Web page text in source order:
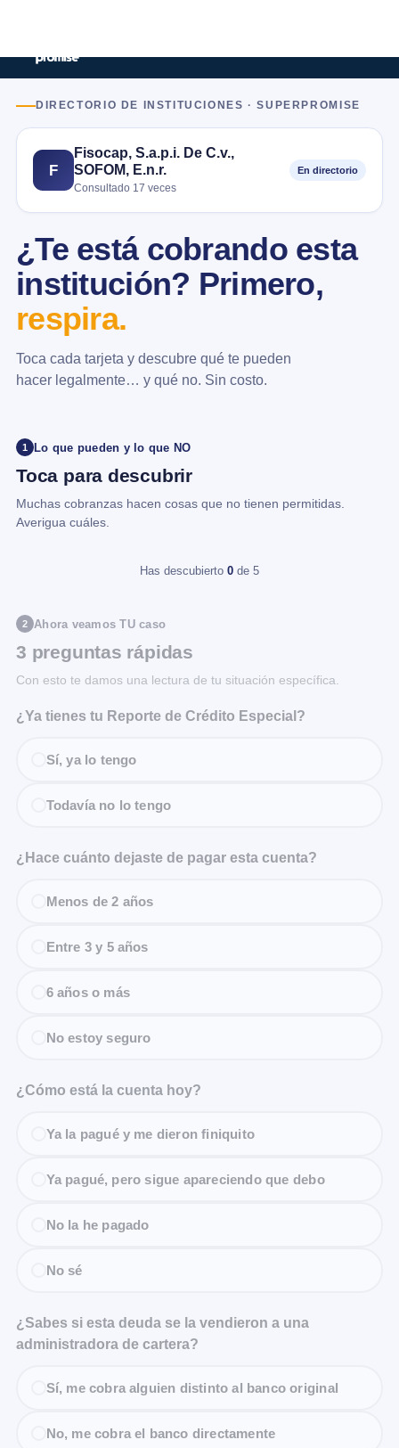
DIRECTORIO DE INSTITUCIONES · SUPERPROMISE
F
Fisocap, S.a.p.i. De C.v.,
SOFOM, E.n.r.
Consultado 17 veces
En directorio
¿Te está cobrando esta
institución? Primero,
respira.
Toca cada tarjeta y descubre qué te pueden
hacer legalmente… y qué no. Sin costo.
1 Lo que pueden y lo que NO
Toca para descubrir
Muchas cobranzas hacen cosas que no tienen permitidas.
Averigua cuáles.
Has descubierto 0 de 5
2 Ahora veamos TU caso
3 preguntas rápidas
Con esto te damos una lectura de tu situación específica.
¿Ya tienes tu Reporte de Crédito Especial?
Sí, ya lo tengo
Todavía no lo tengo
¿Hace cuánto dejaste de pagar esta cuenta?
Menos de 2 años
Entre 3 y 5 años
6 años o más
No estoy seguro
¿Cómo está la cuenta hoy?
Ya la pagué y me dieron finiquito
Ya pagué, pero sigue apareciendo que debo
No la he pagado
No sé
¿Sabes si esta deuda se la vendieron a una
administradora de cartera?
Sí, me cobra alguien distinto al banco original
No, me cobra el banco directamente